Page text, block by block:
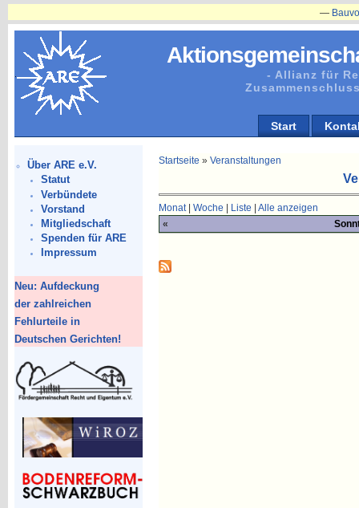
- Allianz für
Start
Über ARE e.V.
Statut
Verbündete
Vorstand
Mitgliedschaft
Spenden für ARE
Impressum
Neu: Aufdeckung
der zahlreichen
Fehlurteile in
Deutschen Gerichten!
Startseite » Veranstaltungen
Monat| Woche Liste
Alle anzeigen
«